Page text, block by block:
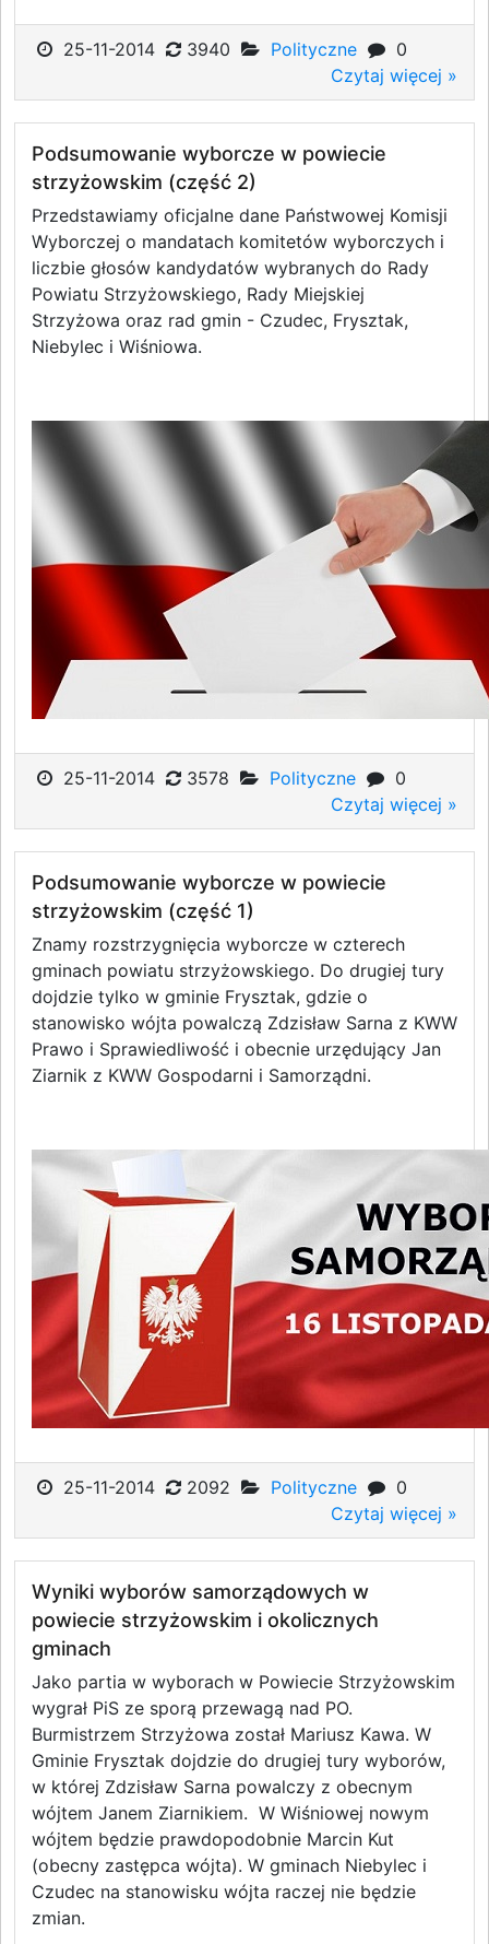
25-11-2014 3940 Polityczne
0
Czytaj więcej »
Podsumowanie wyborcze w powiecie
strzyżowskim (część 2)
Przedstawiamy oficjalne dane Państwowej Komisji
Wyborczej o mandatach komitetów wyborczych i
liczbie głosów kandydatów wybranych do Rady
Powiatu Strzyżowskiego, Rady Miejskiej
Strzyżowa oraz rad gmin - Czudec, Frysztak,
Niebylec i Wiśniowa.
25-11-2014 3578 Polityczne
0
Czytaj więcej »
Podsumowanie wyborcze w powiecie
strzyżowskim (część 1)
Znamy rozstrzygnięcia wyborcze w czterech
gminach powiatu strzyżowskiego. Do drugiej tury
dojdzie tylko w gminie Frysztak, gdzie o
stanowisko wójta powalczą Zdzisław Sarna z KWW
Prawo i Sprawiedliwość i obecnie urzędujący Jan
Ziarnik z KWW Gospodarni i Samorządni.
25-11-2014 2092 Polityczne
0
Czytaj więcej »
Wyniki wyborów samorządowych w
powiecie strzyżowskim i okolicznych
gminach
Jako partia w wyborach w Powiecie Strzyżowskim
wygrał PiS ze sporą przewagą nad PO.
Burmistrzem Strzyżowa został Mariusz Kawa. W
Gminie Frysztak dojdzie do drugiej tury wyborów,
w której Zdzisław Sarna powalczy z obecnym
wójtem Janem Ziarnikiem. W Wiśniowej nowym
wójtem będzie prawdopodobnie Marcin Kut
(obecny zastępca wójta). W gminach Niebylec i
Czudec na stanowisku wójta raczej nie będzie
zmian.